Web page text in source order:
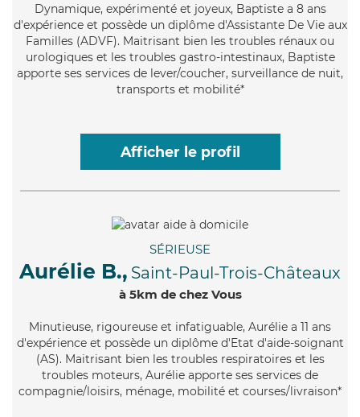
Dynamique, expérimenté et joyeux, Baptiste a 8 ans
d'expérience et possède un diplôme d'Assistante De Vie aux
Familles (ADVF). Maitrisant bien les troubles rénaux ou
urologiques et les troubles gastro-intestinaux, Baptiste
apporte ses services de lever/coucher, surveillance de nuit,
transports et mobilité*
Afficher le profil
SÉRIEUSE
Aurélie B., Saint-Paul-Trois-Châteaux
à 5km de chez Vous
Minutieuse, rigoureuse et infatiguable, Aurélie a 11 ans
d'expérience et possède un diplôme d'Etat d'aide-soignant
(AS). Maitrisant bien les troubles respiratoires et les
troubles moteurs, Aurélie apporte ses services de
compagnie/loisirs, ménage, mobilité et courses/livraison*